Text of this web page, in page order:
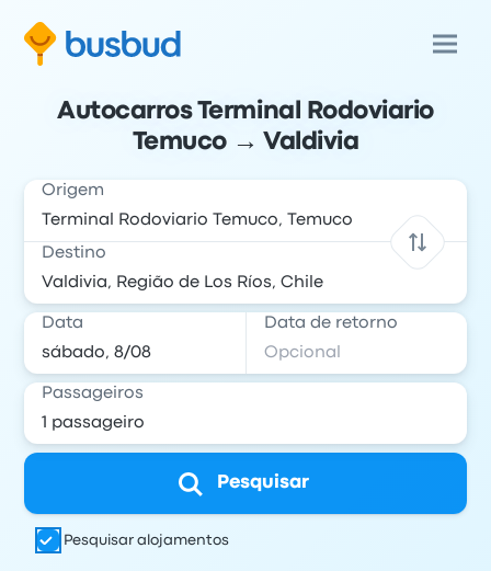
Autocarros Terminal Rodoviario
Temuco → Valdivia
Origem
Destino
Data Data de retorno
Passageiros
Pesquisar
Pesquisar alojamentos